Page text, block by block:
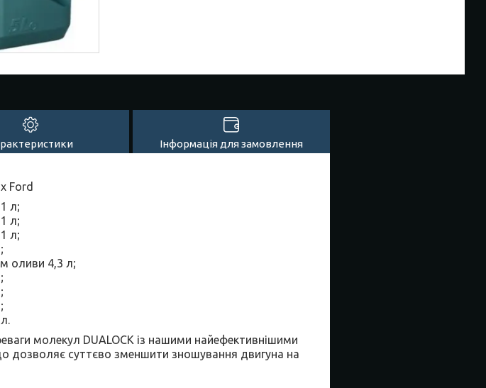
Інформація для замовлення
Ford
л;
л;
л;
оливи 4,3 л;
молекул DUALOCK із нашими найефективнішими
дозволяє суттєво зменшити зношування двигуна на